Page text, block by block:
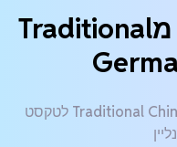
תרגם אודיו/ווידאו מTraditional
המר בקלות קבצי אודיו/ווידאו בTraditional Chinese לטקסט